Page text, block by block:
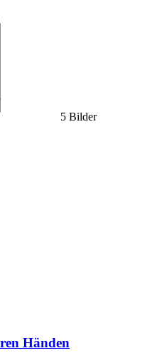
5 Bilder
Händen